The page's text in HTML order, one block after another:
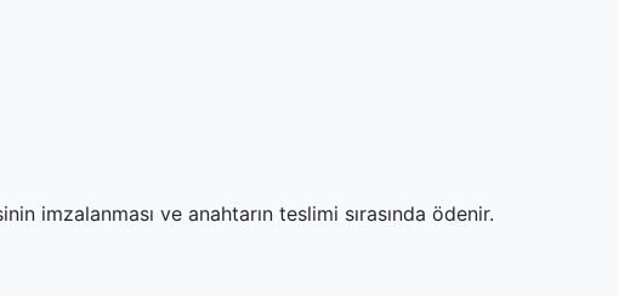
imzalanması ve anahtarın teslimi sırasında ödenir.